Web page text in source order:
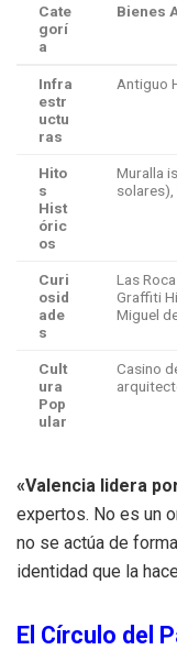
Cate
gorí
a
Bienes
Infra
estr
uctu
ras
Antiguo
Hito
s
Hist
óric
os
Muralla
solares),
Curi
osid
ade
s
Las
Graffiti
Miguel
Cult
ura
Pop
ular
Casino
«Valencia lidera
expertos. No es un
no se actúa de
identidad que la
El Círculo del